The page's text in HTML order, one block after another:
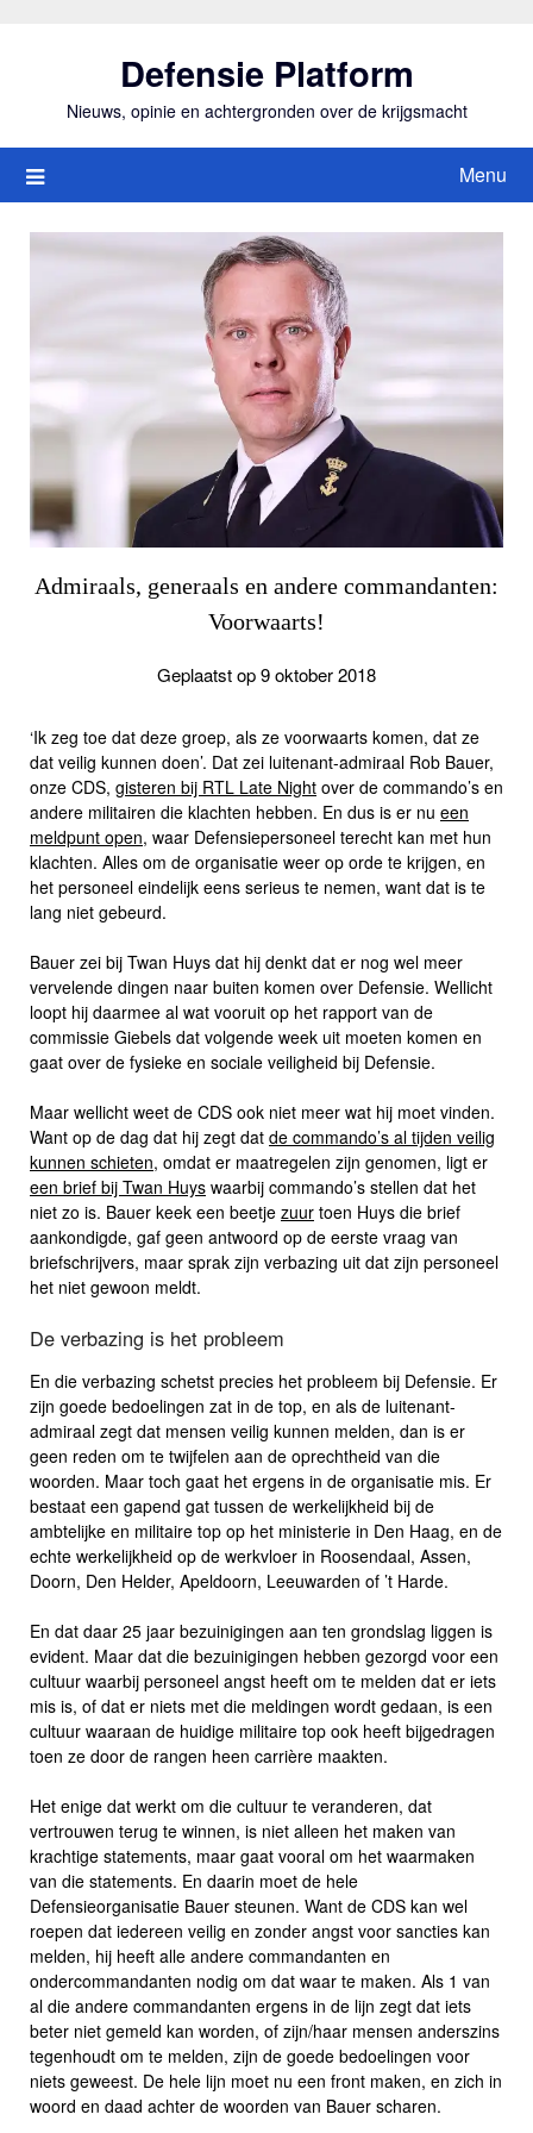
Defensie Platform
Nieuws, opinie en achtergronden over de krijgsmacht
Menu
Admiraals, generaals en andere commandanten:
Voorwaarts!
Geplaatst op 9 oktober 2018
‘Ik zeg toe dat deze groep, als ze voorwaarts komen, dat ze
dat veilig kunnen doen’. Dat zei luitenant-admiraal Rob Bauer,
onze CDS, gisteren bij RTL Late Night over de commando’s en
andere militairen die klachten hebben. En dus is er nu een
meldpunt open, waar Defensiepersoneel terecht kan met hun
klachten. Alles om de organisatie weer op orde te krijgen, en
het personeel eindelijk eens serieus te nemen, want dat is te
lang niet gebeurd.
Bauer zei bij Twan Huys dat hij denkt dat er nog wel meer
vervelende dingen naar buiten komen over Defensie. Wellicht
loopt hij daarmee al wat vooruit op het rapport van de
commissie Giebels dat volgende week uit moeten komen en
gaat over de fysieke en sociale veiligheid bij Defensie.
Maar wellicht weet de CDS ook niet meer wat hij moet vinden.
Want op de dag dat hij zegt dat de commando’s al tijden veilig
kunnen schieten, omdat er maatregelen zijn genomen, ligt er
een brief bij Twan Huys waarbij commando’s stellen dat het
niet zo is. Bauer keek een beetje zuur toen Huys die brief
aankondigde, gaf geen antwoord op de eerste vraag van
briefschrijvers, maar sprak zijn verbazing uit dat zijn personeel
het niet gewoon meldt.
De verbazing is het probleem
En die verbazing schetst precies het probleem bij Defensie. Er
zijn goede bedoelingen zat in de top, en als de luitenant-
admiraal zegt dat mensen veilig kunnen melden, dan is er
geen reden om te twijfelen aan de oprechtheid van die
woorden. Maar toch gaat het ergens in de organisatie mis. Er
bestaat een gapend gat tussen de werkelijkheid bij de
ambtelijke en militaire top op het ministerie in Den Haag, en de
echte werkelijkheid op de werkvloer in Roosendaal, Assen,
Doorn, Den Helder, Apeldoorn, Leeuwarden of ’t Harde.
En dat daar 25 jaar bezuinigingen aan ten grondslag liggen is
evident. Maar dat die bezuinigingen hebben gezorgd voor een
cultuur waarbij personeel angst heeft om te melden dat er iets
mis is, of dat er niets met die meldingen wordt gedaan, is een
cultuur waaraan de huidige militaire top ook heeft bijgedragen
toen ze door de rangen heen carrière maakten.
Het enige dat werkt om die cultuur te veranderen, dat
vertrouwen terug te winnen, is niet alleen het maken van
krachtige statements, maar gaat vooral om het waarmaken
van die statements. En daarin moet de hele
Defensieorganisatie Bauer steunen. Want de CDS kan wel
roepen dat iedereen veilig en zonder angst voor sancties kan
melden, hij heeft alle andere commandanten en
ondercommandanten nodig om dat waar te maken. Als 1 van
al die andere commandanten ergens in de lijn zegt dat iets
beter niet gemeld kan worden, of zijn/haar mensen anderszins
tegenhoudt om te melden, zijn de goede bedoelingen voor
niets geweest. De hele lijn moet nu een front maken, en zich in
woord en daad achter de woorden van Bauer scharen.